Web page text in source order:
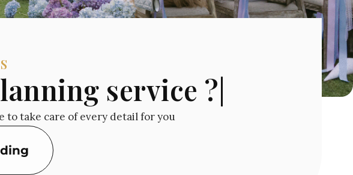
service ?|
take care of every detail for you